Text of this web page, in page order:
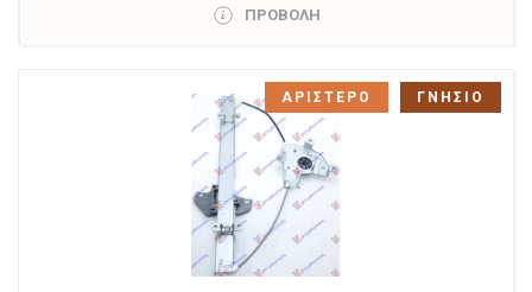
ΠΡΟΒΟΛΗ
ΑΡΙΣΤΕΡΟ ΓΝΗΣΙΟ